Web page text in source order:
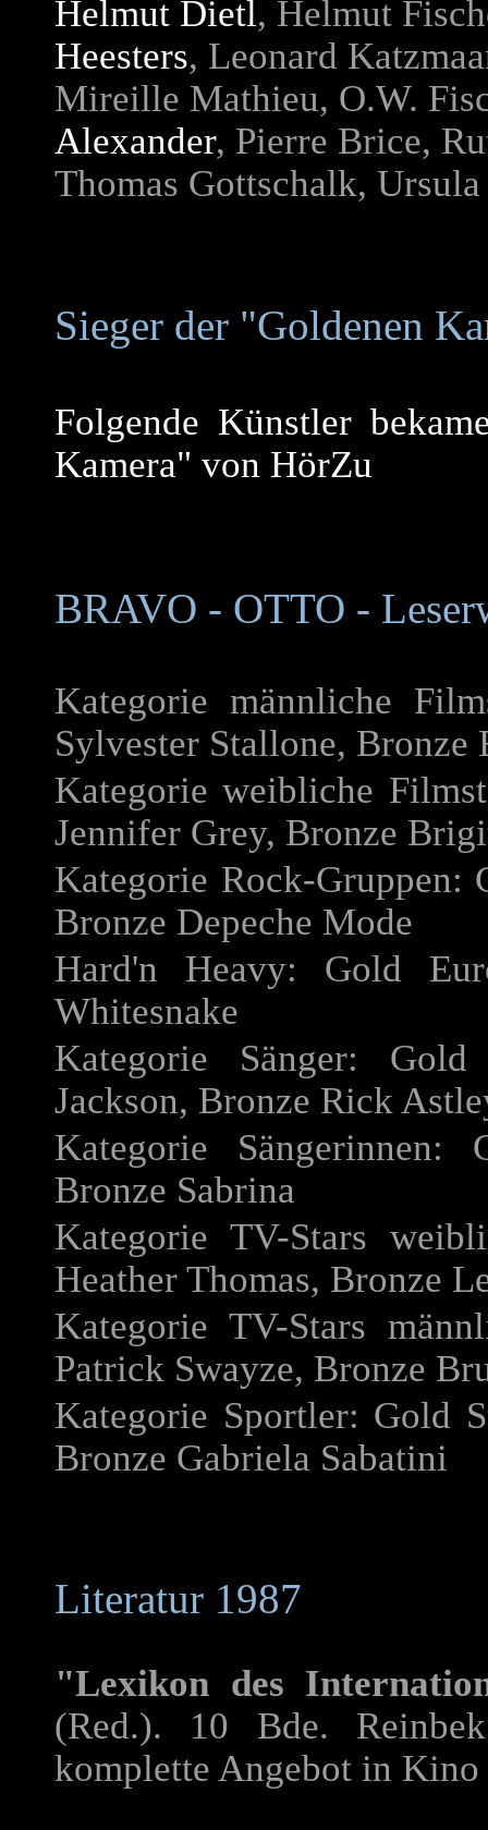
Helmut Dietl, Helmut
Heesters, Leonard
Mireille Mathieu, O.W.
Alexander, Pierre Brice,
Thomas Gottschalk,
Sieger der "Goldenen
Folgende Künstler
Kamera" von HörZu
BRAVO - OTTO -
Kategorie männliche
Sylvester Stallone, Bronze
Kategorie weibliche
Jennifer Grey, Bronze
Kategorie Rock-Gruppen:
Bronze Depeche Mode
Hard'n Heavy: Gold
Whitesnake
Kategorie Sänger:
Jackson, Bronze Rick
Kategorie Sängerinnen:
Bronze Sabrina
Kategorie TV-Stars
Heather Thomas, Bronze
Kategorie TV-Stars
Patrick Swayze, Bronze
Kategorie Sportler: Gold
Bronze Gabriela Sabatini
Literatur 1987
"Lexikon des
(Red.). 10 Bde.
komplette Angebot in Kino